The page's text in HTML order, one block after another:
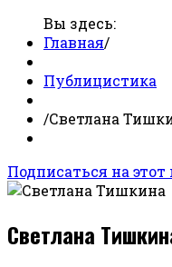
Вы здесь:
Главная/
Публицистика
/Светлана
Подписаться на этот
Светлана